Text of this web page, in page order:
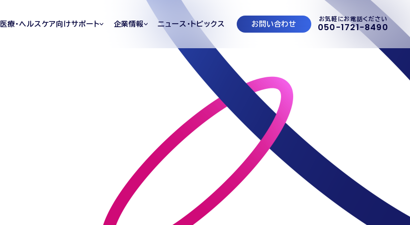
医療・ヘルスケア向けサポート 企業情報 ニュース・トピックス お問い合わせ お気軽にお電話ください
050-1721-8490